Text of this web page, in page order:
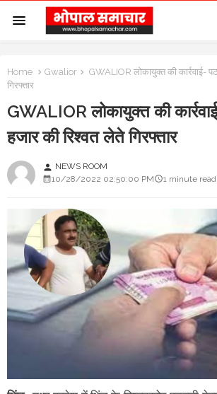
Home Gwalior
GWALIOR लोकायुक्त की कार्रवाई-
गिरफ्तार
GWALIOR लोकायुक्त की
हजार की रिश्वत लेते गिरफ्तार
person NEWS ROOM
10/28/2022 02:50:00 PM
1 minute read